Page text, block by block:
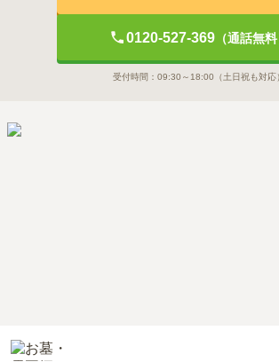
0120-527-369（通話無料
受付時間： 09:30～18:00 （土日祝も対応